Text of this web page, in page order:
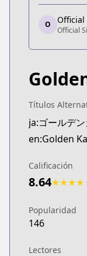
Viz
https://
Official Site
Official Site
O Official
Official
Títulos
ja:ゴールデン
en:Golden
Calificación
8.64★★★★
Popularidad
146
Lectores